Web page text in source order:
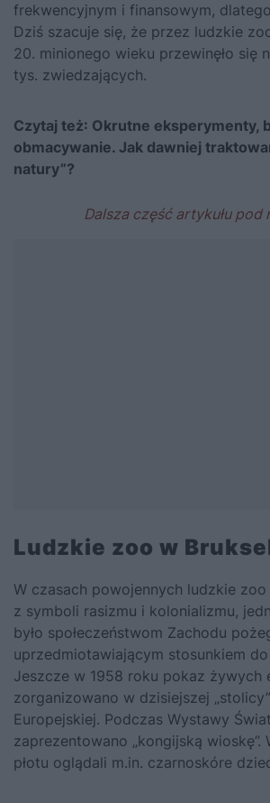
frekwencyjnym i finansowym,
Dziś szacuje się, że przez ludzkie
20. minionego wieku przewinęło się
tys. zwiedzających.
Czytaj też: Okrutne eksperymenty,
obmacywanie. Jak dawniej
natury”?
Ludzkie zoo w
W czasach powojennych ludzkie zoo
z symboli rasizmu i kolonializmu,
było społeczeństwom Zachodu
uprzedmiotawiającym stosunkiem
Jeszcze w 1958 roku pokaz żywych
zorganizowano w dzisiejszej
Europejskiej. Podczas Wystawy
zaprezentowano „kongijską wioskę”.
płotu oglądali m.in. czarnoskóre